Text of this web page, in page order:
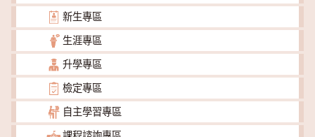
新生專區
生涯專區
升學專區
檢定專區
自主學習專區